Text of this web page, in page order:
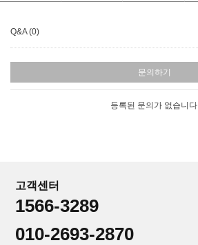
Q&A (0)
문의하기
등록된 문의가 없습니다.
고객센터
1566-3289
010-2693-2870